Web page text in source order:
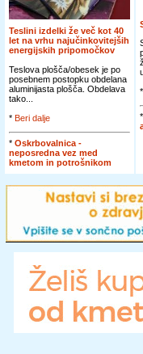
Teslini izdelki že več kot 40
let na vrhu najučinkovitejših
energijskih pripomočkov
Teslova plošča/obesek je po
posebnem postopku obdelana
aluminijasta plošča. Obdelava
tako...
* Beri dalje
* Oskrbovalnica -
neposredna vez med
kmetom in potrošnikom